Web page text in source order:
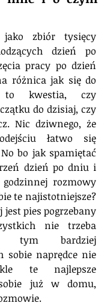
zbiór tysięcy
dzień po
pracy po dzień
różnica jak się do
to kwestia, czy
do dzisiaj, czy
Nic dziwnego, że
łatwo się
bo jak spamiętać
dzień po dniu i
godzinnej rozmowy
te najistotniejsze?
jest pies pogrzebany
nie trzeba
tym bardziej
sobie naprędce nie
te najlepsze
już w domu,